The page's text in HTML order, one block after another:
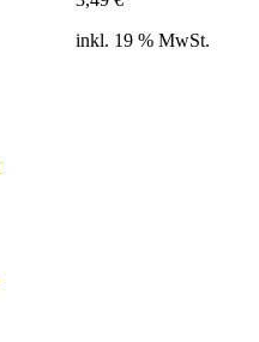
inkl. 19 % MwSt.